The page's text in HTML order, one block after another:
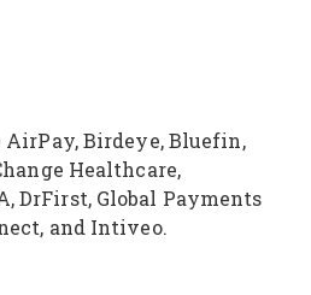
Birdeye, Bluefin,
Healthcare,
DrFirst, Global Payments
and Intiveo.